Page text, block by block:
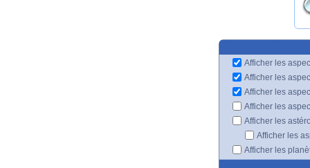
Afficher les
Afficher les
Afficher les
Afficher les
Afficher les
Afficher les
Afficher les